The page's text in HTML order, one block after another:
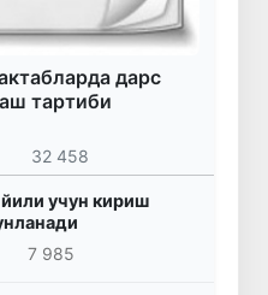
дарс
тартиби
32 458
учун кириш
7 985